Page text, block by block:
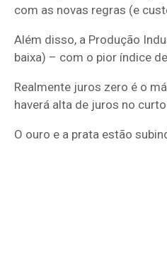
com as novas regras (e
Além disso, a Produção
baixa) – com o pior índice
Realmente juros zero é o
haverá alta de juros no
O ouro e a prata estão